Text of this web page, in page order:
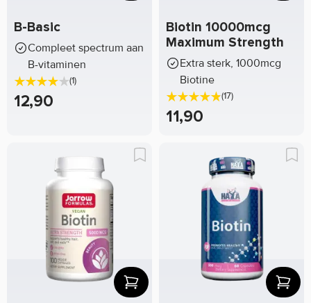
B-Basic
Compleet spectrum aan
B-vitaminen
(1)
12,90
Biotin 10000mcg
Maximum Strength
Extra sterk, 1000mcg
Biotine
(17)
11,90